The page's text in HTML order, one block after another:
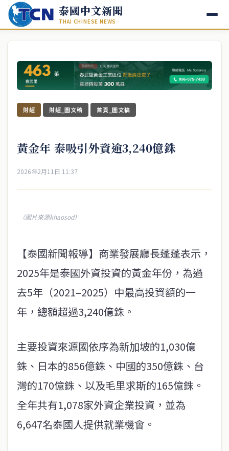
泰國中文新聞
THAI CHINESE NEWS
財經 財經_圖文稿 首頁_圖文稿
黃金年 泰吸引外資逾3,240億銖
2026年2月11日 11:37
（圖片來源khaosod）
【泰國新聞報導】商業發展廳長蓬蓬表示，
2025年是泰國外資投資的黃金年份，為過
去5年（2021–2025）中最高投資額的一
年，總額超過3,240億銖。
主要投資來源國依序為新加坡的1,030億
銖、日本的856億銖、中國的350億銖、台
灣的170億銖、以及毛里求斯的165億銖。
全年共有1,078家外資企業投資，並為
6,647名泰國人提供就業機會。